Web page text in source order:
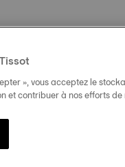
», vous acceptez le
et contribuer à nos efforts